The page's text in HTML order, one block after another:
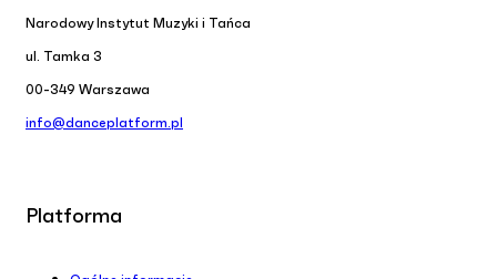
Narodowy Instytut Muzyki i Tańca
ul. Tamka 3
00-349 Warszawa
info@danceplatform.pl
Platforma